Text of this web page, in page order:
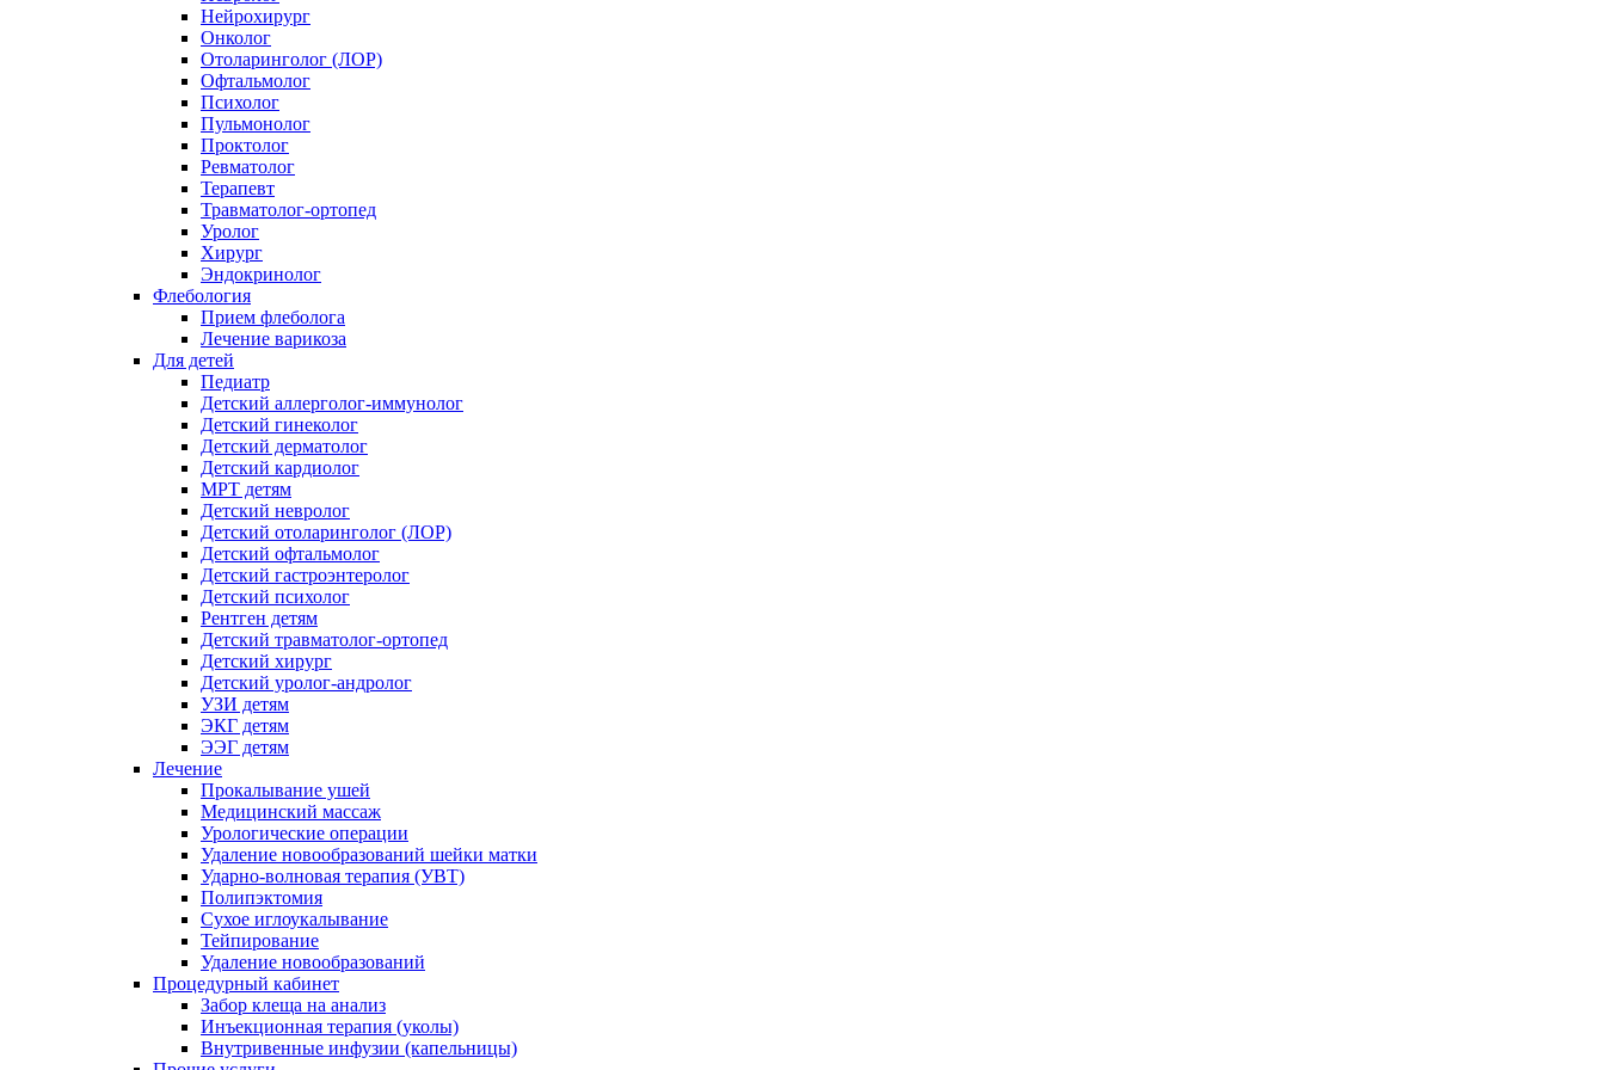
Нейрохирург
Онколог
Отоларинголог (ЛОР)
Офтальмолог
Психолог
Пульмонолог
Проктолог
Ревматолог
Терапевт
Травматолог-ортопед
Уролог
Хирург
Эндокринолог
Флебология
Прием флеболога
Лечение варикоза
Для детей
Педиатр
Детский аллерголог-иммунолог
Детский гинеколог
Детский дерматолог
Детский кардиолог
МРТ детям
Детский невролог
Детский отоларинголог (ЛОР)
Детский офтальмолог
Детский гастроэнтеролог
Детский психолог
Рентген детям
Детский травматолог-ортопед
Детский хирург
Детский уролог-андролог
УЗИ детям
ЭКГ детям
ЭЭГ детям
Лечение
Прокалывание ушей
Медицинский массаж
Урологические операции
Удаление новообразований шейки матки
Ударно-волновая терапия (УВТ)
Полипэктомия
Сухое иглоукалывание
Тейпирование
Удаление новообразований
Процедурный кабинет
Забор клеща на анализ
Инъекционная терапия (уколы)
Внутривенные инфузии (капельницы)